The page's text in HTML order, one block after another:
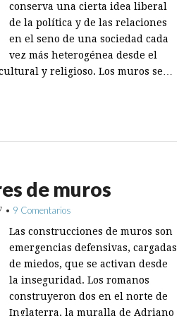
conserva una cierta idea liberal
de la política y de las relaciones
en el seno de una sociedad cada
vez más heterogénea desde el
y religioso. Los muros se…
de muros
• 9 Comentarios
Las construcciones de muros son
emergencias defensivas, cargadas
de miedos, que se activan desde
la inseguridad. Los romanos
construyeron dos en el norte de
Inglaterra, la muralla de Adriano